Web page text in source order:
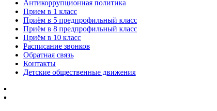
Антикоррупционная политика
Прием в 1 класс
Приём в 5 предпрофильный класс
Приём в 8 предпрофильный класс
Приём в 10 класс
Расписание звонков
Обратная связь
Контакты
Детские общественные движения